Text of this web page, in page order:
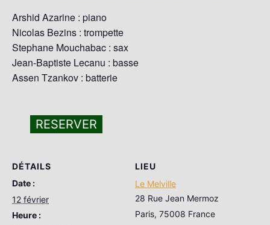
Arshid Azarine : piano
Nicolas Bezins : trompette
Stephane Mouchabac : sax
Jean-Baptiste Lecanu : basse
Assen Tzankov : batterie
RESERVER
DÉTAILS
Date :
12 février
Heure :
LIEU
Le Melville
28 Rue Jean Mermoz
Paris, 75008 France